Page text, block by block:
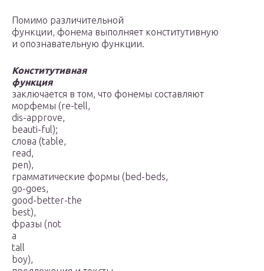
Помимо различительной
функции, фонема выполняет конститутивную
и опознавательную функции.
Конститутивная
функция
заключается в том, что фонемы составляют
морфемы (re-tell,
dis-approve,
beauti-ful);
слова (table,
read,
pen),
грамматические формы (bed-beds,
go-goes,
good-better-the
best),
фразы (not
a
tall
boy),